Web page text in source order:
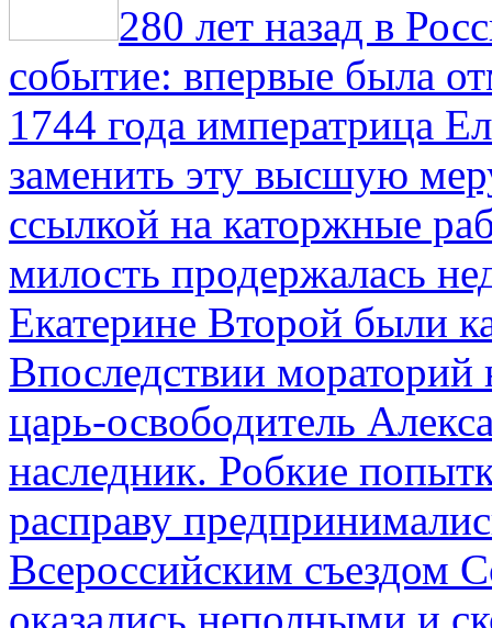
280 лет назад в
событие: впервые была
1744 года императрица
заменить эту высшую
ссылкой на каторжные
милость продержалась
Екатерине Второй были
Впоследствии мораторий
царь-освободитель
наследник. Робкие
расправу
Всероссийским съездом
оказались неполными и